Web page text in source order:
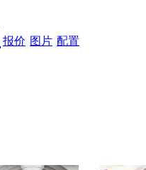
报价 图片 配置